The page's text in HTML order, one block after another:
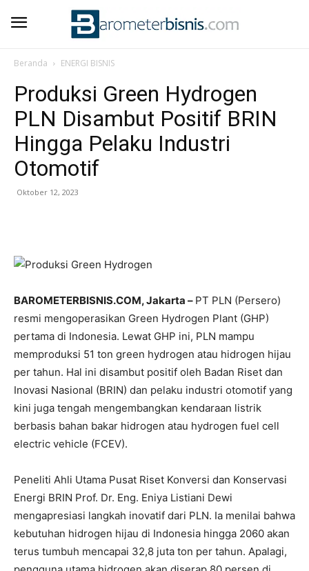
Beranda ENERGI BISNIS
Produksi Green Hydrogen
PLN Disambut Positif BRIN
Hingga Pelaku Industri
Otomotif
Oktober 12, 2023
BAROMETERBISNIS.COM, Jakarta – PT PLN (Persero)
resmi mengoperasikan Green Hydrogen Plant (GHP)
pertama di Indonesia. Lewat GHP ini, PLN mampu
memproduksi 51 ton green hydrogen atau hidrogen hijau
per tahun. Hal ini disambut positif oleh Badan Riset dan
Inovasi Nasional (BRIN) dan pelaku industri otomotif yang
kini juga tengah mengembangkan kendaraan listrik
berbasis bahan bakar hidrogen atau hydrogen fuel cell
electric vehicle (FCEV).
Peneliti Ahli Utama Pusat Riset Konversi dan Konservasi
Energi BRIN Prof. Dr. Eng. Eniya Listiani Dewi
mengapresiasi langkah inovatif dari PLN. Ia menilai bahwa
kebutuhan hidrogen hijau di Indonesia hingga 2060 akan
terus tumbuh mencapai 32,8 juta ton per tahun. Apalagi,